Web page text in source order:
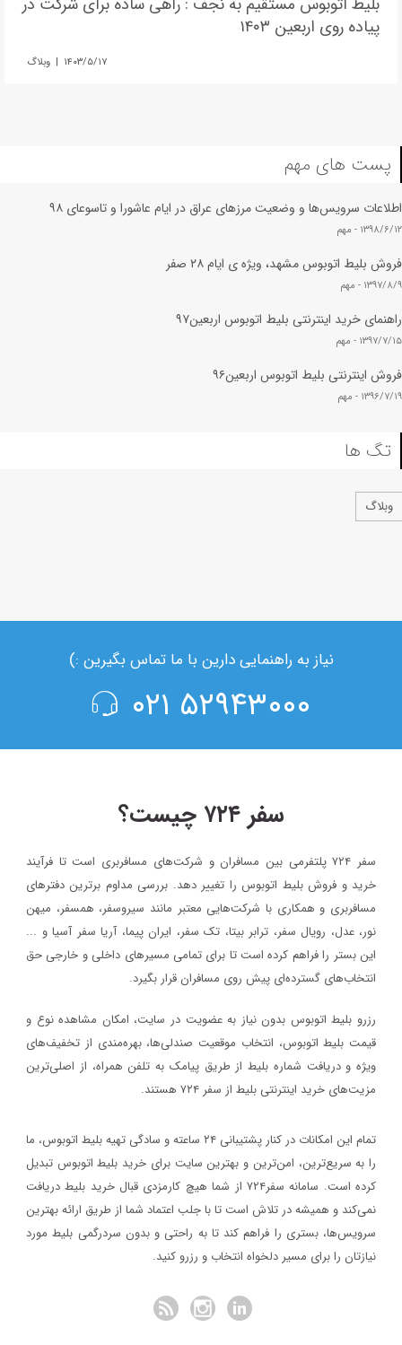
پیاده روی اربعین ۱۴۰۳
۱۴۰۳/۵/۱۷ | وبلاگ
پست های مهم
اطلاعات سرویس‌ها و وضعیت مرزهای عراق در ایام عاشورا و تاسوعای ۹۸
۱۳۹۸/۶/۱۲ - مهم
فروش بلیط اتوبوس مشهد، ویژه ی ایام ۲۸ صفر
۱۳۹۷/۸/۹ - مهم
راهنمای خرید اینترنتی بلیط اتوبوس اربعین۹۷
۱۳۹۷/۷/۱۵ - مهم
فروش اینترنتی بلیط اتوبوس اربعین۹۶
۱۳۹۶/۷/۱۹ - مهم
تگ ها
وبلاگ
نیاز به راهنمایی دارین با ما تماس بگیرین :)
۵۲۹۴۳۰۰۰ ۰۲۱
سفر ۷۲۴ چیست؟
سفر ۷۲۴ پلتفرمی بین مسافران و شرکت‌های مسافربری است تا فرآیند
خرید و فروش بلیط اتوبوس را تغییر دهد. بررسی مداوم برترین دفترهای
مسافربری و همکاری با شرکت‌هایی معتبر مانند سیروسفر، همسفر، میهن‌
نور، عدل، رویال سفر، ترابر بیتا، تک سفر، ایران پیما، آریا سفر آسیا و ...
این بستر را فراهم کرده است تا برای تمامی مسیرهای داخلی و خارجی حق
انتخاب‌های گسترده‌ای پیش روی مسافران قرار بگیرد.
رزرو بلیط اتوبوس بدون نیاز به عضویت در سایت، امکان مشاهده نوع و
قیمت بلیط اتوبوس، انتخاب موقعیت صندلی‌ها، بهره‌مندی از تخفیف‌های
ویژه و دریافت شماره‌ بلیط از طریق پیامک به تلفن همراه، از اصلی‌ترین
مزیت‌های خرید اینترنتی بلیط از سفر ۷۲۴ هستند.
تمام این امکانات در کنار پشتیبانی‌ ۲۴ ساعته و سادگی تهیه بلیط اتوبوس، ما
را به سریع‌ترین، امن‌ترین و بهترین سایت برای خرید بلیط اتوبوس تبدیل
کرده است. سامانه سفر۷۲۴ از شما هیچ کارمزدی قبال خرید بلیط دریافت
نمی‌کند و همیشه در تلاش است تا با جلب اعتماد شما از طریق ارائه بهترین
سرویس‌ها، بستری را فراهم کند تا به راحتی و بدون سردرگمی بلیط مورد
نیازتان را برای مسیر دلخواه انتخاب و رزرو کنید.